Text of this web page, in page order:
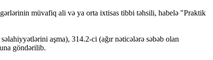
müvafiq ali və ya orta ixtisas tibbi təhsili, habelə "Praktik
aşma), 314.2-ci (ağır nəticələrə səbəb olan
göndərilib.